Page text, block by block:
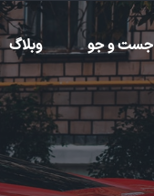
جست و جو وبلاگ